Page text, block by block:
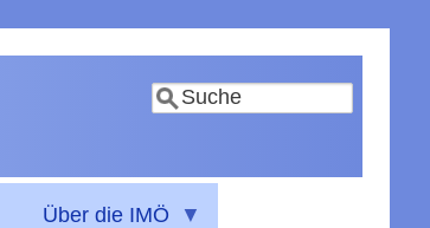
Suche
Über die IMÖ